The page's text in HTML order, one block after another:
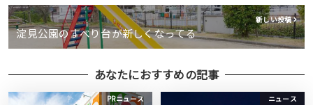
新しい投稿
淀見公園のすべり台が新しくなってる
あなたにおすすめの記事
PRニュース ニュース